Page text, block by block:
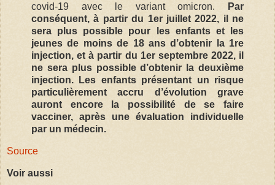
covid-19 avec le variant omicron.
Par
conséquent, à partir du 1er juillet 2022, il ne
sera plus possible pour les enfants et les
jeunes de moins de 18 ans d’obtenir la 1re
injection, et à partir du 1er septembre 2022, il
ne sera plus possible d’obtenir la deuxième
injection. Les enfants présentant un risque
particulièrement accru d’évolution grave
auront encore la possibilité de se faire
vacciner, après une évaluation individuelle
par un médecin.
Source
Voir aussi